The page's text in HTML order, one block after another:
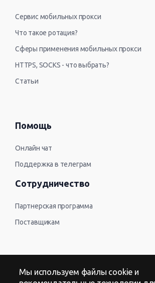
Сервис мобильных прокси
Что такое ротация?
Сферы применения мобильных прокси
HTTPS, SOCKS - что выбрать?
Статьи
Помощь
Онлайн чат
Поддержка в телеграм
Сотрудничество
Партнерская программа
Поставщикам
Контакты
Мы используем файлы cookie и